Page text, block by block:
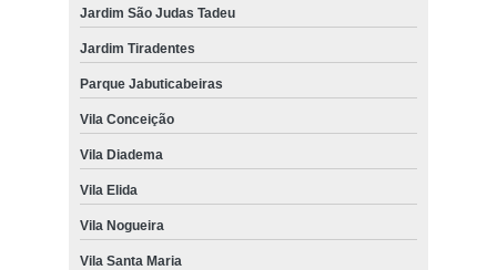
Jardim São Judas Tadeu
Jardim Tiradentes
Parque Jabuticabeiras
Vila Conceição
Vila Diadema
Vila Elida
Vila Nogueira
Vila Santa Maria